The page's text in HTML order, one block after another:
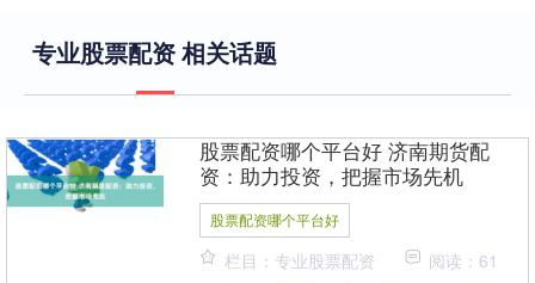
专业股票配资 相关话题
股票配资哪个平台好 济南期货配
资：助力投资，把握市场先机
股票配资哪个平台好
栏目：专业股票配资 阅读：61